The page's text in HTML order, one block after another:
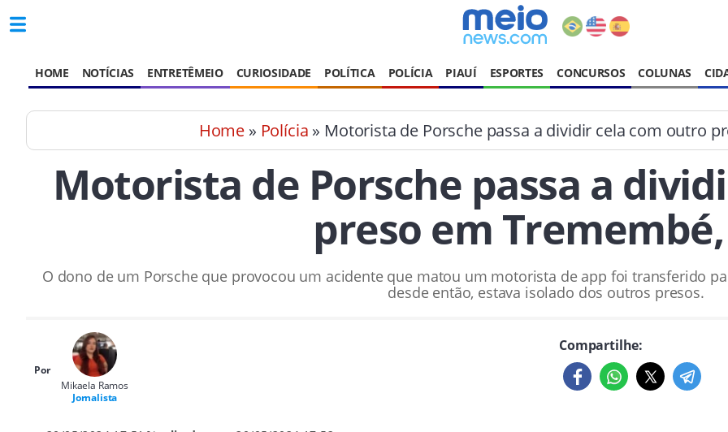
HOME NOTÍCIAS ENTRETÊMEIO CURIOSIDADE POLÍTICA POLÍCIA PIAUÍ ESPORTES CONCURSOS COLUNAS
Home » Polícia » Motorista de Porsche passa a dividir cela com outro
Motorista de Porsche passa a
preso em Tremembé,
O dono de um Porsche que provocou um acidente que matou um motorista de app foi transferido
desde então, estava isolado dos outros presos.
Por
Mikaela Ramos
Jornalista
Compartilhe: